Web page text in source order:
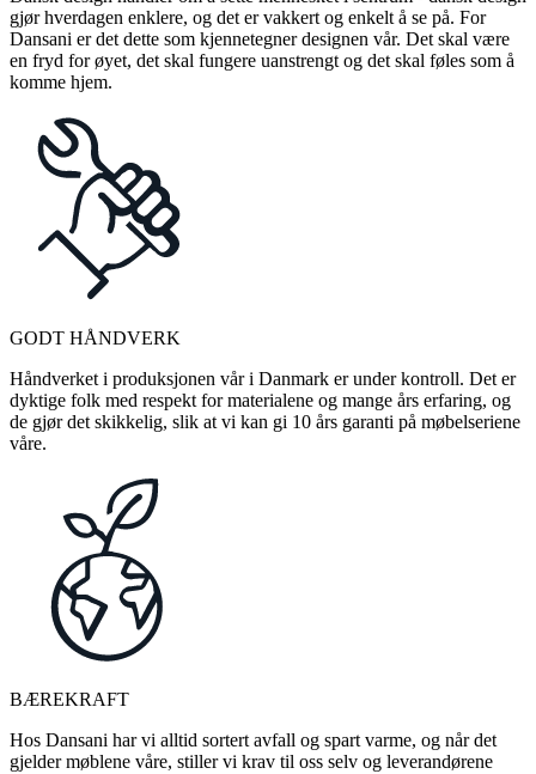
gjør hverdagen enklere, og det er vakkert og enkelt å se på. For
Dansani er det dette som kjennetegner designen vår. Det skal være
en fryd for øyet, det skal fungere uanstrengt og det skal føles som å
komme hjem.
GODT HÅNDVERK
Håndverket i produksjonen vår i Danmark er under kontroll. Det er
dyktige folk med respekt for materialene og mange års erfaring, og
de gjør det skikkelig, slik at vi kan gi 10 års garanti på møbelseriene
våre.
BÆREKRAFT
Hos Dansani har vi alltid sortert avfall og spart varme, og når det
gjelder møblene våre, stiller vi krav til oss selv og leverandørene